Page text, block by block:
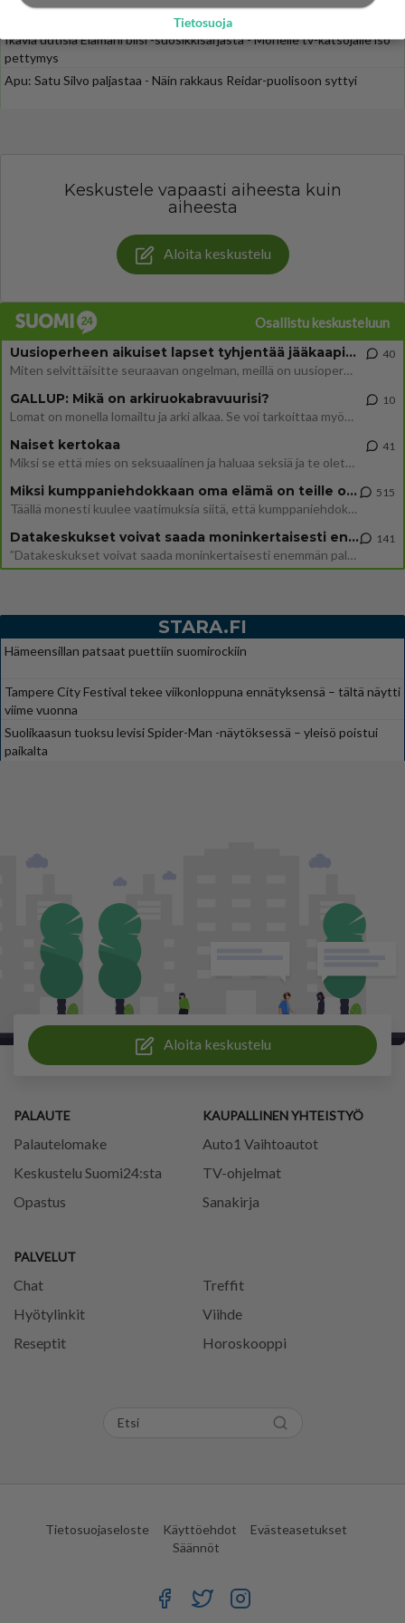
Ikäviä uutisia Elämäni biisi -suosikkisarjasta - Monelle tv-katsojalle iso
pettymys
Apu: Satu Silvo paljastaa - Näin rakkaus Reidar-puolisoon syttyi
Keskustele vapaasti aiheesta kuin
aiheesta
Aloita keskustelu
Osallistu keskusteluun
Uusioperheen aikuiset lapset tyhjentää jääkaapin käydessään
Miten selvittäisitte seuraavan ongelman, meillä on uusioperhe, minulla teini-ikäiset lapset ja puolisolla aikuiset, jotk
40
GALLUP: Mikä on arkiruokabravuurisi?
Lomat on monella lomailtu ja arki alkaa. Se voi tarkoittaa myös sitä, että grillailut on grillattu ja palataan arjen ruo
10
Naiset kertokaa
Miksi se että mies on seksuaalinen ja haluaa seksiä ja te olette hänen mielestänne haluttava on vastenmielistä? Mikä sii
41
Miksi kumppaniehdokkaan oma elämä on teille ongelma?
Täällä monesti kuulee vaatimuksia siitä, että kumppaniehdokkaalla ei saisi olla lemmikkejä, lapsia, kavereita, eksiä, su
515
Datakeskukset voivat saada moninkertaisesti enemmän palautuksia kuin mitä ne maksavat veroja
”Datakeskukset voivat saada moninkertaisesti enemmän palautuksia kuin mitä ne maksavat veroja”, sanoo professori Jussi K
141
STARA.FI
Hämeensillan patsaat puettiin suomirockiin
Tampere City Festival tekee viikonloppuna ennätyksensä – tältä näytti
viime vuonna
Suolikaasun tuoksu levisi Spider-Man -näytöksessä – yleisö poistui
paikalta
Aloita keskustelu
PALAUTE
Palautelomake
Keskustelu Suomi24:sta
Opastus
PALVELUT
Chat
Treffit
Hyötylinkit
Viihde
Reseptit
Horoskooppi
KAUPALLINEN YHTEISTYÖ
Auto1 Vaihtoautot
TV-ohjelmat
Sanakirja
Tietosuojaseloste Käyttöehdot
Evästeasetukset
Säännöt
Tietosuoja